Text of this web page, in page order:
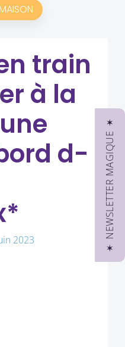
train
à la
d-
2023 ✶ NEWSLETTER MAGIQUE ✶